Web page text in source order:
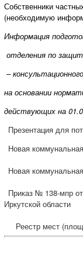
Собственники
(необходимую
Информация
отделения по
–
на основании
действующих на
Презентация для
Новая
Новая
Приказ № 138-мпр
Иркутской области
Реестр мест